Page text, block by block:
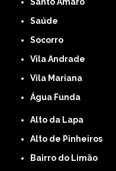
Saúde
Socorro
Vila Andrade
Vila Mariana
Água Funda
Alto da Lapa
Alto de Pinheiros
Bairro do Limão